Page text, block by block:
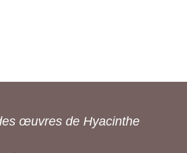
œuvres de Hyacinthe